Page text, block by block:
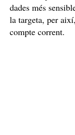
dades més
la targeta, per
compte corrent.